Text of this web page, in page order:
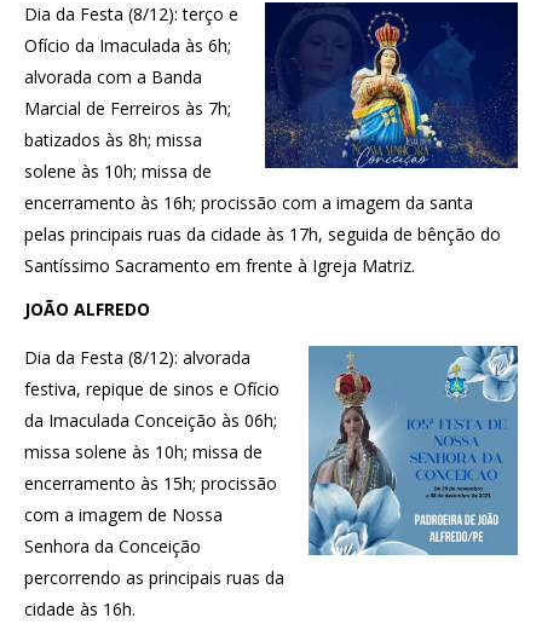
Dia da Festa (8/12): terço e
Ofício da Imaculada às 6h;
alvorada com a Banda
Marcial de Ferreiros às 7h;
batizados às 8h; missa
solene às 10h; missa de
encerramento às 16h; procissão com a imagem da santa
pelas principais ruas da cidade às 17h, seguida de bênção do
Santíssimo Sacramento em frente à Igreja Matriz.
JOÃO ALFREDO
Dia da Festa (8/12): alvorada
festiva, repique de sinos e Ofício
da Imaculada Conceição às 06h;
missa solene às 10h; missa de
encerramento às 15h; procissão
com a imagem de Nossa
Senhora da Conceição
percorrendo as principais ruas da
cidade às 16h.